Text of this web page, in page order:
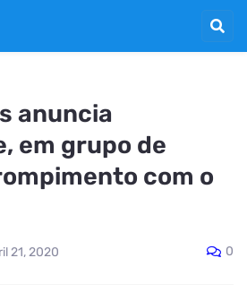
anuncia
em grupo de
com o
21, 2020 0